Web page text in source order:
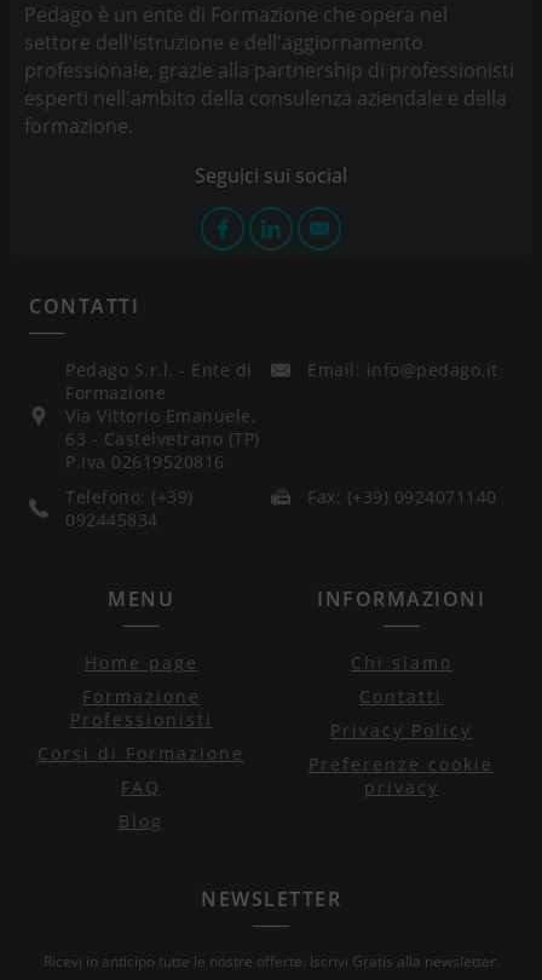
Pedago è un ente di Formazione che opera nel
settore dell'istruzione e dell'aggiornamento
professionale, grazie alla partnership di professionisti
esperti nell'ambito della consulenza aziendale e della
formazione.
CONTATTI
Pedago S.r.l. - Ente di
Formazione
Via Vittorio Emanuele,
63 - Castelvetrano (TP)
P.Iva 02619520816
Email: info@pedago.it
Telefono: (+39)
092445834
Fax: (+39) 0924071140
MENU
Home page
Formazione
Professionisti
Corsi di Formazione
FAQ
Blog
INFORMAZIONI
Chi siamo
Contatti
Privacy Policy
Preferenze cookie
privacy
NEWSLETTER
Ricevi in anticipo tutte le nostre offerte. Iscrivi Gratis alla newsletter.